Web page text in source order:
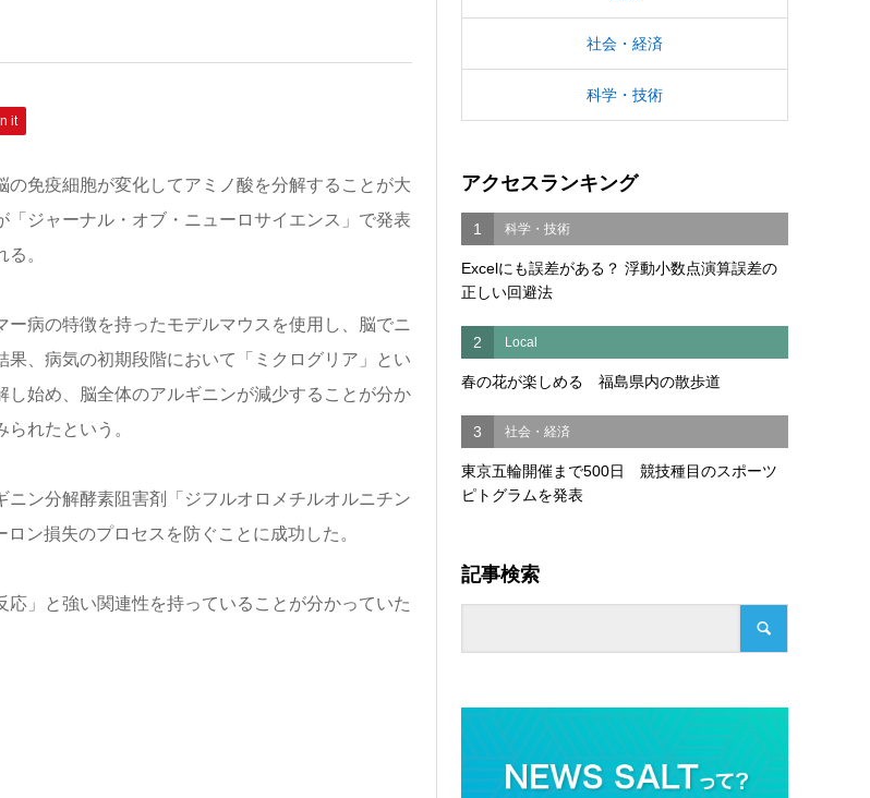
it
免疫細胞が変化してアミノ酸を分解することが大
ジャーナル・オブ・ニューロサイエンス」で発表
。
病の特徴を持ったモデルマウスを使用し、脳でニ
、病気の初期段階において「ミクログリア」とい
始め、脳全体のアルギニンが減少することが分か
れたという。
ン分解酵素阻害剤「ジフルオロメチルオルニチン
ン損失のプロセスを防ぐことに成功した。
」と強い関連性を持っていることが分かっていた
社会・経済
科学・技術
アクセスランキング
1 科学・技術
Excelにも誤差がある？ 浮動小数点演算誤差の
正しい回避法
2 Local
春の花が楽しめる 福島県内の散歩道
3 社会・経済
東京五輪開催まで500日 競技種目のスポーツ
ピトグラムを発表
記事検索